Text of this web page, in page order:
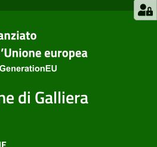
di Galliera